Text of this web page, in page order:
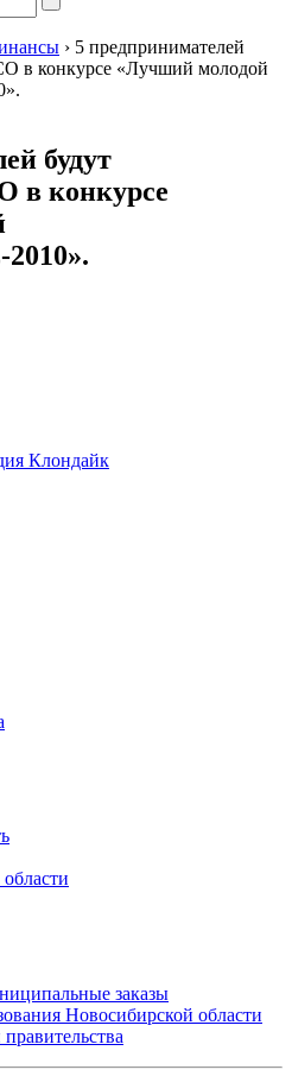
› 5 предпринимателей
в конкурсе «Лучший молодой
будут
в конкурсе
Клондайк
заказы
Новосибирской области